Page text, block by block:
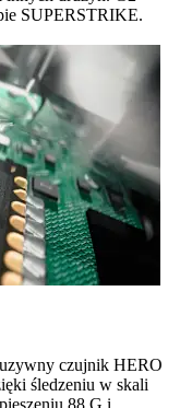
SUPERSTRIKE.
czujnik HERO
śledzeniu w skali
88 G i